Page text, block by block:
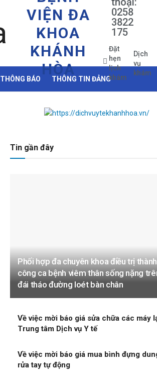
VIỆN ĐA
KHOA
KHÁNH
HÒA
0258
3822
175
Đặt
hẹn
lịch
khám
Dịch
vụ
khám
THÔNG BÁO THÔNG TIN ĐẢNG
Tin gần đây
Phối hợp đa chuyên khoa điều trị thành
công ca bệnh viêm thân sống nặng
đái tháo đường loét bàn chân
Về việc mời báo giá sửa chữa các máy
Trung tâm Dịch vụ Y tế
Về việc mời báo giá mua bình đựng
rửa tay tự động